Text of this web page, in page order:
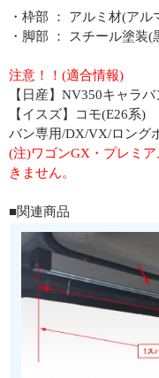
・枠部 ： アルミ材(ア
・脚部 ： スチール塗装(
注意！！(適合情報)
【日産】NV350キャラ
【イスズ】コモ(E26系)
バン専用/DX/VX/ロング
(注)ワゴンGX・プレミ
きません。
■関連商品